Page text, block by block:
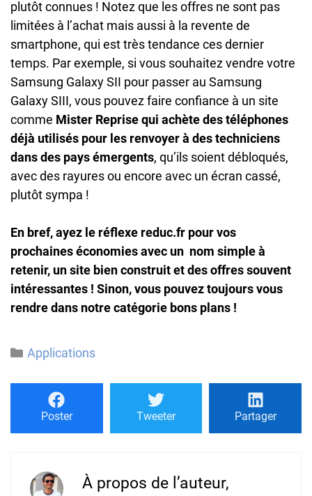
plutôt connues ! Notez que les offres ne sont pas
limitées à l’achat mais aussi à la revente de
smartphone, qui est très tendance ces dernier
temps. Par exemple, si vous souhaitez vendre votre
Samsung Galaxy SII pour passer au Samsung
Galaxy SIII, vous pouvez faire confiance à un site
comme Mister Reprise qui achète des téléphones
déjà utilisés pour les renvoyer à des techniciens
dans des pays émergents, qu’ils soient débloqués,
avec des rayures ou encore avec un écran cassé,
plutôt sympa !
En bref, ayez le réflexe reduc.fr pour vos
prochaines économies avec un nom simple à
retenir, un site bien construit et des offres souvent
intéressantes ! Sinon, vous pouvez toujours vous
rendre dans notre catégorie bons plans !
Catégories
Applications
Poster Tweeter Partager
À propos de l’auteur,